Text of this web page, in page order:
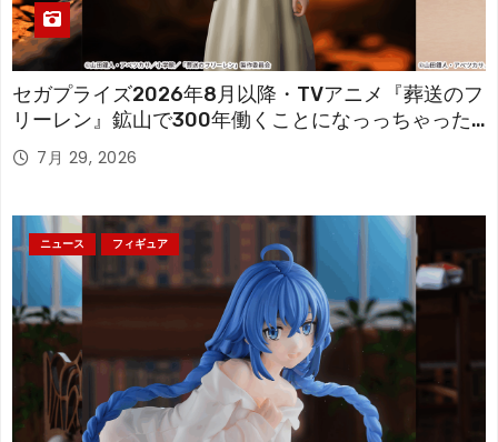
セガプライズ2026年8月以降・TVアニメ『葬送のフ
リーレン』鉱山で300年働くことになっっちゃった
「フリーレン」を立体化！
7月 29, 2026
ニュース フィギュア